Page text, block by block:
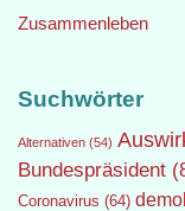
Zusammenleben
Suchwörter
Alternativen (54)
Bundespräsident
Coronavirus (64)